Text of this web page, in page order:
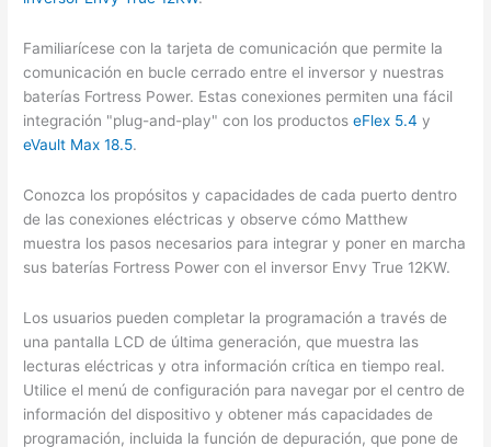
Familiarícese con la tarjeta de comunicación que permite la
comunicación en bucle cerrado entre el inversor y nuestras
baterías Fortress Power. Estas conexiones permiten una fácil
integración "plug-and-play" con los productoseFlex 5.4 y
eVault Max 18.5.
Conozca los propósitos y capacidades de cada puerto dentro
de las conexiones eléctricas y observe cómo Matthew
muestra los pasos necesarios para integrar y poner en marcha
sus baterías Fortress Power con el inversor Envy True 12KW.
Los usuarios pueden completar la programación a través de
una pantalla LCD de última generación, que muestra las
lecturas eléctricas y otra información crítica en tiempo real.
Utilice el menú de configuración para navegar por el centro de
información del dispositivo y obtener más capacidades de
programación, incluida la función de depuración, que pone de